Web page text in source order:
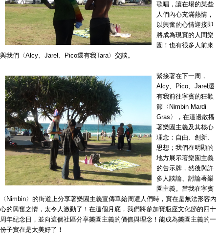
歌唱，讓在場的某些
人們內心充滿熱情，
以興奮的心情迎接即
將成為現實的人間樂
園！也有很多人前來
與我們〈Alcy、Jarel、Pico還有我Tara〉交談。
緊接著在下一周，
Alcy、Pico、Jarel還
有我前往寧賓的狂歡
節〈Nimbin Mardi
Gras〉，在這邊散播
著樂園主義及其核心
理念：自由、創新、
思想；我們在明顯的
地方展示著樂園主義
的告示牌，然後與許
多人談論、討論著樂
園主義。當我在寧賓
〈Nimbin〉的街道上分享著樂園主義宣傳單給周遭人們時，實在是無法形容內
心的興奮之情，太令人激動了！在這個月底，我們將參加寶瓶座文化節的四十
周年紀念日，並向這個社區分享樂園主義的價值與理念！能成為樂園主義的一
份子實在是太美好了！